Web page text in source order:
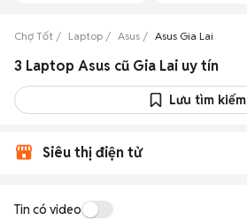
Chợ Tốt Laptop Asus Asus Gia Lai
3 Laptop Asus cũ Gia Lai uy tín
Lưu tìm kiếm
Siêu thị điện tử
Tin có video